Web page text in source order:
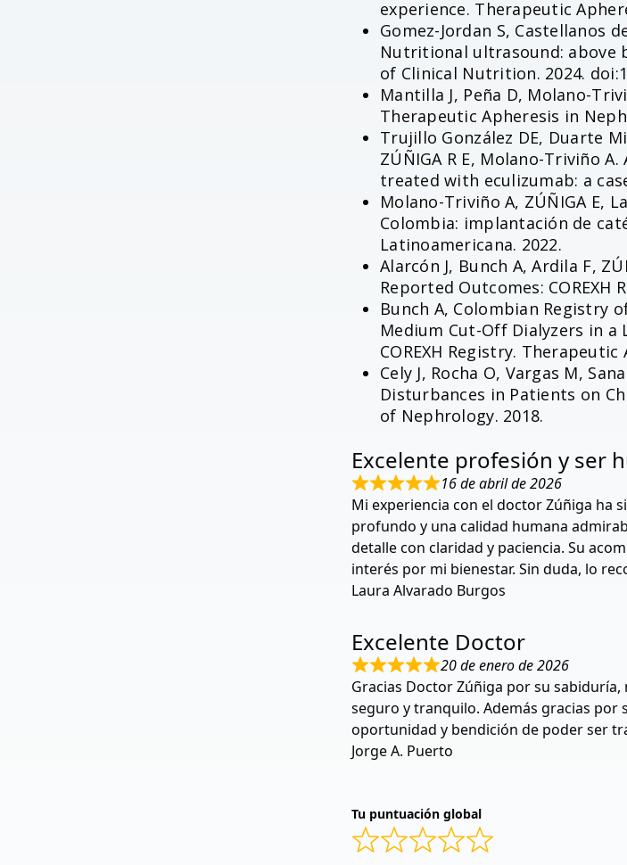
experience. Therapeutic
Gomez-Jordan S, Castellanos
Nutritional ultrasound: above
of Clinical Nutrition. 2024.
Mantilla J, Peña D, Molano-
Therapeutic Apheresis in
Trujillo González DE, Duarte
ZÚÑIGA R E, Molano-Triviño
treated with eculizumab: a
Molano-Triviño A, ZÚÑIGA E,
Colombia: implantación de
Latinoamericana. 2022.
Alarcón J, Bunch A, Ardila F,
Reported Outcomes:
Bunch A, Colombian Registry
Medium Cut-Off Dialyzers in
COREXH Registry.
Cely J, Rocha O, Vargas M,
Disturbances in Patients on
of Nephrology. 2018.
Excelente profesión y ser
16 de abril de 2026
Mi experiencia con el doctor Zúñiga ha
profundo y una calidad humana
detalle con claridad y paciencia. Su
interés por mi bienestar. Sin duda, lo
Laura Alvarado Burgos
Excelente Doctor
20 de enero de 2026
Gracias Doctor Zúñiga por su
seguro y tranquilo. Además gracias por
oportunidad y bendición de poder ser
Jorge A. Puerto
Tu puntuación global